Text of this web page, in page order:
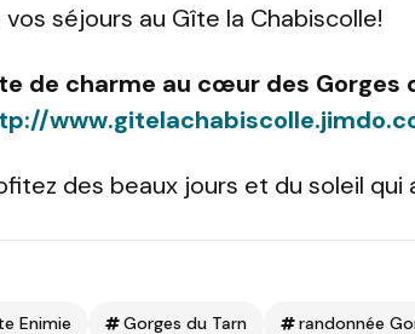
vos séjours au Gîte la Chabiscolle!
de charme au cœur des Gorges
des beaux jours et du soleil qui
Enimie Gorges du Tarn randonnée